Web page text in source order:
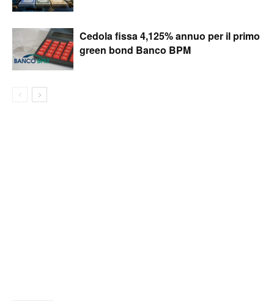
Cedola fissa 4,125% annuo per il primo
green bond Banco BPM